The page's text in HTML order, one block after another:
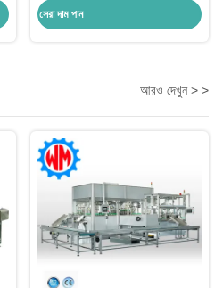
সেরা দাম পান
আরও দেখুন > >